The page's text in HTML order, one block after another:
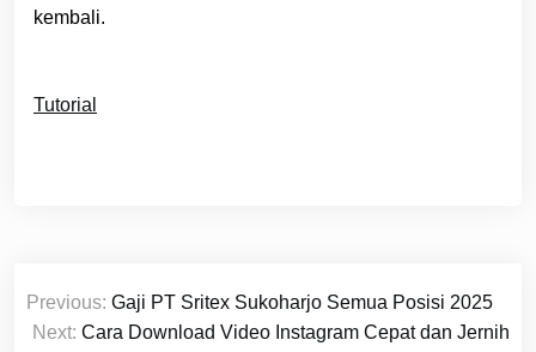
kembali.
Tutorial
Navigasi
pos
Previous: Gaji PT Sritex Sukoharjo Semua Posisi 2025
Next: Cara Download Video Instagram Cepat dan Jernih